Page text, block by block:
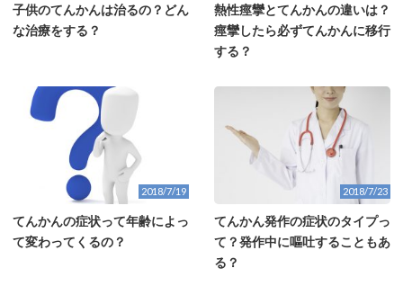
子供のてんかんは治るの？どん
な治療をする？
熱性痙攣とてんかんの違いは？
痙攣したら必ずてんかんに移行
する？
2018/7/19
てんかんの症状って年齢によっ
て変わってくるの？
2018/7/23
てんかん発作の症状のタイプっ
て？発作中に嘔吐することもあ
る？